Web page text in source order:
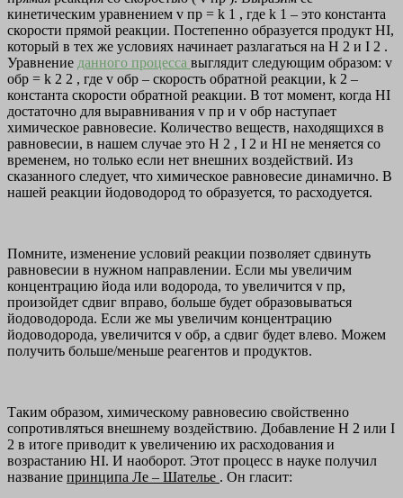
кинетическим уравнением v пр = k 1 , где k 1 – это константа
скорости прямой реакции. Постепенно образуется продукт HI,
который в тех же условиях начинает разлагаться на H 2 и I 2 .
Уравнение данного процесса выглядит следующим образом: v
обр = k 2 2 , где v обр – скорость обратной реакции, k 2 –
константа скорости обратной реакции. В тот момент, когда HI
достаточно для выравнивания v пр и v обр наступает
химическое равновесие. Количество веществ, находящихся в
равновесии, в нашем случае это H 2 , I 2 и HI не меняется со
временем, но только если нет внешних воздействий. Из
сказанного следует, что химическое равновесие динамично. В
нашей реакции йодоводород то образуется, то расходуется.
Помните, изменение условий реакции позволяет сдвинуть
равновесии в нужном направлении. Если мы увеличим
концентрацию йода или водорода, то увеличится v пр,
произойдет сдвиг вправо, больше будет образовываться
йодоводорода. Если же мы увеличим концентрацию
йодоводорода, увеличится v обр, а сдвиг будет влево. Можем
получить больше/меньше реагентов и продуктов.
Таким образом, химическому равновесию свойственно
сопротивляться внешнему воздействию. Добавление H 2 или I
2 в итоге приводит к увеличению их расходования и
возрастанию HI. И наоборот. Этот процесс в науке получил
название принципа Ле – Шателье . Он гласит: